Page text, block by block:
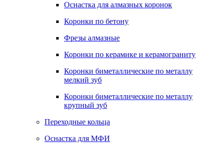
Оснастка для алмазных коронок
Коронки по бетону
Фрезы алмазные
Коронки по керамике и керамограниту
Коронки биметаллические по металлу
мелкий зуб
Коронки биметаллические по металлу
крупный зуб
Переходные кольца
Оснастка для МФИ